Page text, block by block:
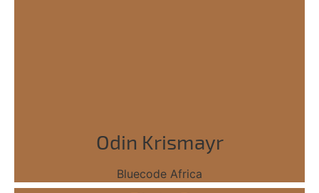
Odin Krismayr
Bluecode Africa